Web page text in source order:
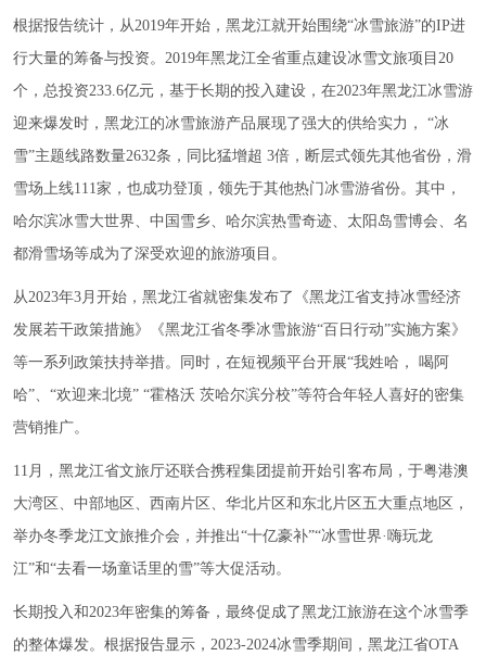
根据报告统计，从2019年开始，黑龙江就开始围绕“冰雪旅游”的IP进
行大量的筹备与投资。2019年黑龙江全省重点建设冰雪文旅项目20
个，总投资233.6亿元，基于长期的投入建设，在2023年黑龙江冰雪游
迎来爆发时，黑龙江的冰雪旅游产品展现了强大的供给实力， “冰
雪”主题线路数量2632条，同比猛增超 3倍，断层式领先其他省份，滑
雪场上线111家，也成功登顶，领先于其他热门冰雪游省份。其中，
哈尔滨冰雪大世界、中国雪乡、哈尔滨热雪奇迹、太阳岛雪博会、 名
都滑雪场等成为了深受欢迎的旅游项目。
从2023年3月开始，黑龙江省就密集发布了《黑龙江省支持冰雪经济
发展若干政策措施》《黑龙江省冬季冰雪旅游“百日行动”实施方案》
等一系列政策扶持举措。同时，在短视频平台开展“我姓哈， 喝阿
哈”、“欢迎来北境” “霍格沃 茨哈尔滨分校”等符合年轻人喜好的密集
营销推广。
11月，黑龙江省文旅厅还联合携程集团提前开始引客布局，于粤港澳
大湾区、中部地区、西南片区、华北片区和东北片区五大重点地区，
举办冬季龙江文旅推介会，并推出“十亿豪补”“冰雪世界·嗨玩龙
江”和“去看一场童话里的雪”等大促活动。
长期投入和2023年密集的筹备，最终促成了黑龙江旅游在这个冰雪季
的整体爆发。根据报告显示，2023-2024冰雪季期间，黑龙江省OTA